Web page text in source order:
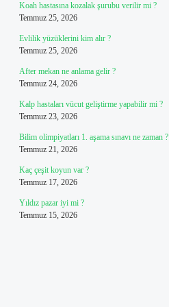
Koah hastasına kozalak şurubu verilir mi ?
Temmuz 25, 2026
Evlilik yüzüklerini kim alır ?
Temmuz 25, 2026
After mekan ne anlama gelir ?
Temmuz 24, 2026
Kalp hastaları vücut geliştirme yapabilir mi ?
Temmuz 23, 2026
Bilim olimpiyatları 1. aşama sınavı ne zaman ?
Temmuz 21, 2026
Kaç çeşit koyun var ?
Temmuz 17, 2026
Yıldız pazar iyi mi ?
Temmuz 15, 2026